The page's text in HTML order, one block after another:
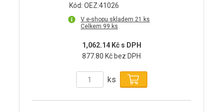
Kód: OEZ:41026
V e-shopu skladem 21 ks
Celkem 99 ks
1,062.14 Kč s DPH
877.80 Kč bez DPH
ks